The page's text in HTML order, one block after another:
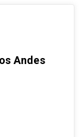
Andes